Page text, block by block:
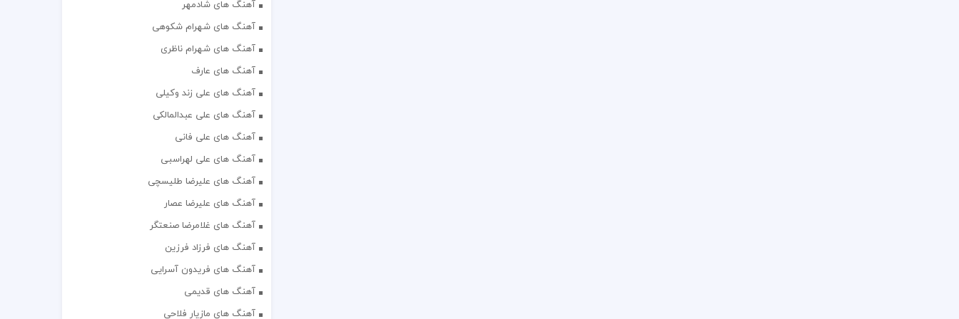
آهنگ های شادمهر
آهنگ های شهرام شکوهی
آهنگ های شهرام ناظری
آهنگ های عارف
آهنگ های علی زند وکیلی
آهنگ های علی عبدالمالکی
آهنگ های علی فانی
آهنگ های علی لهراسبی
آهنگ های علیرضا طلیسچی
آهنگ های علیرضا عصار
آهنگ های غلامرضا صنعتگر
آهنگ های فرزاد فرزین
آهنگ های فریدون آسرایی
آهنگ های قدیمی
آهنگ های مازیار فلاحی